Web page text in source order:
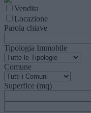
Vendita
Locazione
Parola chiave
Tipologia Immobile
Comune
Superfice (mq)